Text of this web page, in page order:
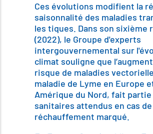
Ces évolutions modifient la
saisonnalité des maladies
les tiques. Dans son sixième
(2022), le Groupe d'experts
intergouvernemental sur
climat souligne que
risque de maladies
maladie de Lyme en Europe
Amérique du Nord, fait
sanitaires attendus en cas de
réchauffement marqué.